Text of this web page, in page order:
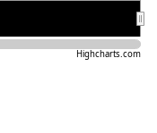
Highcharts.com